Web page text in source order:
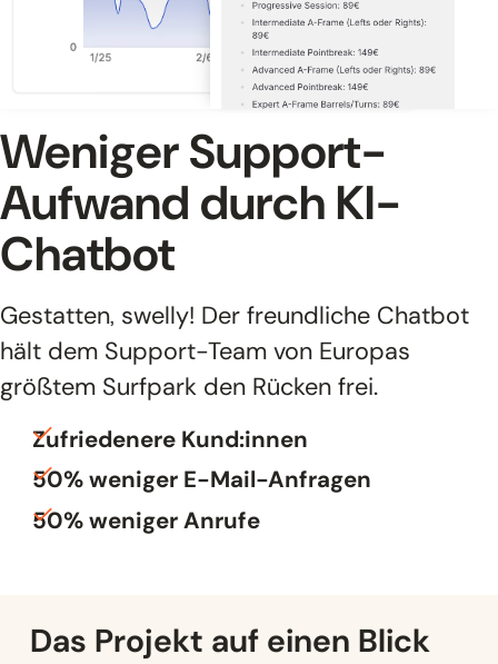
Kontakt
Weniger Support-
Aufwand durch KI-
Chatbot
Gestatten, swelly! Der freundliche Chatbot
hält dem Support-Team von Europas
größtem Surfpark den Rücken frei.
Zufriedenere Kund:innen
50% weniger E-Mail-Anfragen
50% weniger Anrufe
Das Projekt auf einen Blick